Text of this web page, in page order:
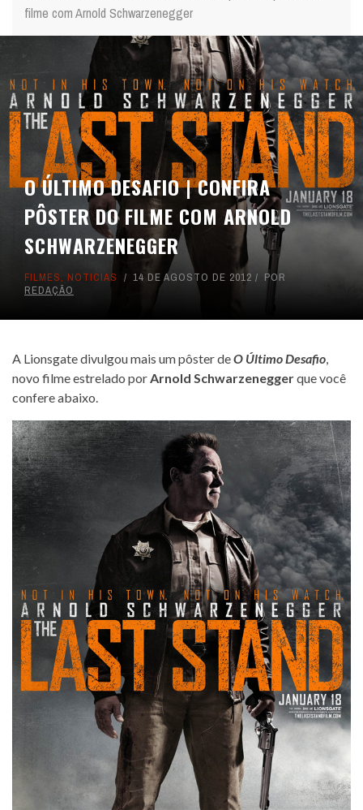
filme com Arnold Schwarzenegger
O ÚLTIMO DESAFIO | CONFIRA
PÔSTER DO FILME COM ARNOLD
SCHWARZENEGGER
FILMES, NOTICIAS 14 DE AGOSTO DE 2012
POR
REDAÇÃO
A Lionsgate divulgou mais um pôster deO Último Desafio,
novo filme estrelado porArnold Schwarzeneggerque você
confere abaixo.